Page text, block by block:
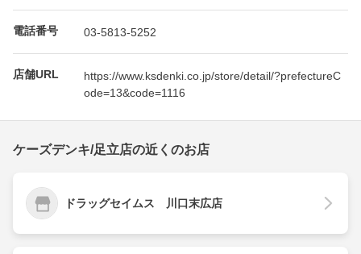
電話番号 03-5813-5252
店舗URL
https://www.ksdenki.co.jp/store/detail/?prefectureC
ode=13&code=1116
ケーズデンキ/足立店の近くのお店
ドラッグセイムス 川口末広店